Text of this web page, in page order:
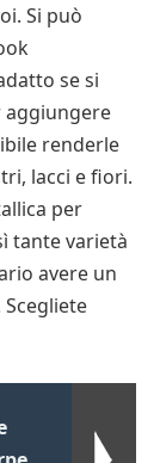
Si può
se si
aggiungere
renderle
lacci e fiori.
per
tante varietà
avere un